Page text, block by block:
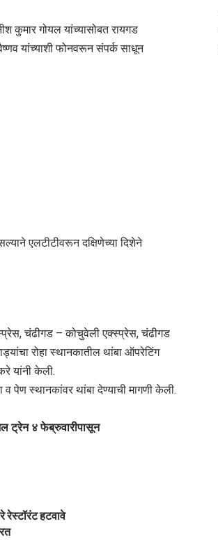
कुमार गोयल यांच्यासोबत रायगड
यांच्याशी फोनवरून संपर्क साधून
एलटीटीवरून दक्षिणेच्या दिशेने
चंढीगड – कोचुवेली एक्स्प्रेस, चंढीगड
रोहा स्थानकातील थांबा ऑपरेटिंग
यांनी केली.
व पेण स्थानकांवर थांबा देण्याची मागणी केली.
ट्रेन ४ फेब्रुवारीपासून
रेस्टॉरंट हटवावे